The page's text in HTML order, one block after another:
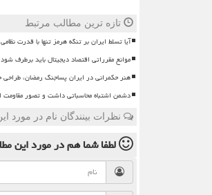
تازه ترین مطالب مرتبط
آیا تسلط ایران بر تنگه هرمز تنها با قدرت
موانع مقرراتی اقتصاد دیجیتال باید برطرف شود
هنر حکمرانی در ایران پساجنگ رمضان،
دشمن اشتباه محاسباتی داشت و تصور مقاومت
نظرات بینندگان نام در مورد
لطفا شما همدر مورد این